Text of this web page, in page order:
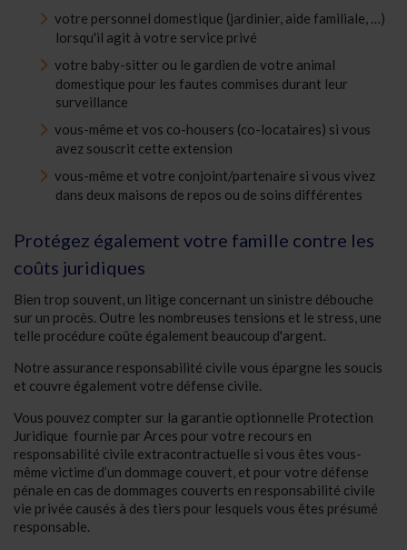
votre personnel domestique (jardinier, aide familiale, …)
lorsqu'il agit à votre service privé
votre baby-sitter ou le gardien de votre animal
domestique pour les fautes commises durant leur
surveillance
vous-même et vos co-housers (co-locataires) si vous
avez souscrit cette extension
vous-même et votre conjoint/partenaire si vous vivez
dans deux maisons de repos ou de soins différentes
Protégez également votre famille contre les
coûts juridiques
Bien trop souvent, un litige concernant un sinistre débouche
sur un procès. Outre les nombreuses tensions et le stress, une
telle procédure coûte également beaucoup d'argent.
Notre assurance responsabilité civile vous épargne les soucis
et couvre également votre défense civile.
Vous pouvez compter sur la garantie optionnelle Protection
Juridique fournie par Arces pour votre recours en
responsabilité civile extracontractuelle si vous êtes vous-
même victime d’un dommage couvert, et pour votre défense
pénale en cas de dommages couverts en responsabilité civile
vie privée causés à des tiers pour lesquels vous êtes présumé
responsable.